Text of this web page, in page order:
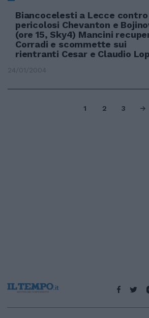
Biancocelesti a Lecce contro
pericolosi Chevanton e
(ore 15, Sky4) Mancini
Corradi e scommette sui
rientranti Cesar e Claudio
24/01/2004
1 2 3